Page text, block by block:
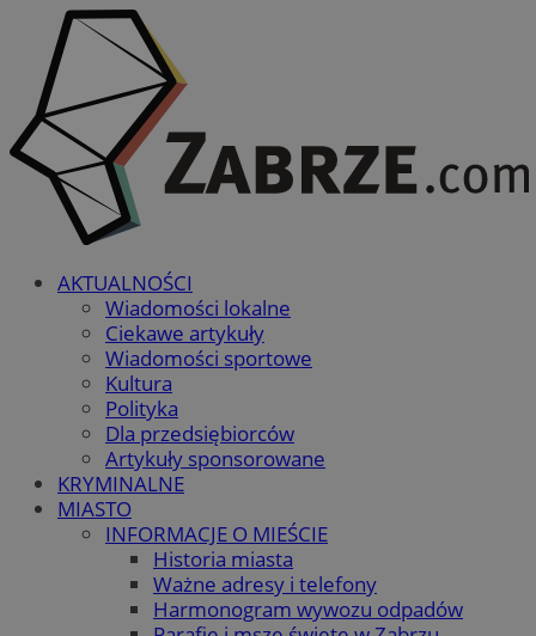
AKTUALNOŚCI
Wiadomości lokalne
Ciekawe artykuły
Wiadomości sportowe
Kultura
Polityka
Dla przedsiębiorców
Artykuły sponsorowane
KRYMINALNE
MIASTO
INFORMACJE O MIEŚCIE
Historia miasta
Ważne adresy i telefony
Harmonogram wywozu odpadów